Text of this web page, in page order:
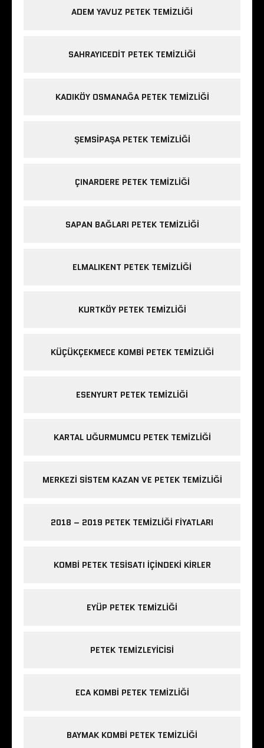
ADEM YAVUZ PETEK TEMIZLIĞI
SAHRAYICEDIT PETEK TEMIZLIĞI
KADIKÖY OSMANAĞA PETEK TEMIZLIĞI
ŞEMSIPAŞA PETEK TEMIZLIĞI
ÇINARDERE PETEK TEMIZLIĞI
SAPAN BAĞLARI PETEK TEMIZLIĞI
ELMALIKENT PETEK TEMIZLIĞI
KURTKÖY PETEK TEMIZLIĞI
KÜÇÜKÇEKMECE KOMBI PETEK TEMIZLIĞI
ESENYURT PETEK TEMIZLIĞI
KARTAL UĞURMUMCU PETEK TEMIZLIĞI
MERKEZI SISTEM KAZAN VE PETEK TEMIZLIĞI
2018 – 2019 PETEK TEMIZLIĞI FIYATLARI
KOMBI PETEK TESISATI IÇINDEKI KIRLER
EYÜP PETEK TEMIZLIĞI
PETEK TEMIZLEYICISI
ECA KOMBI PETEK TEMIZLIĞI
BAYMAK KOMBI PETEK TEMIZLIĞI